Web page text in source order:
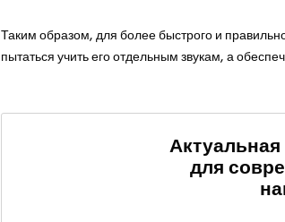
Таким образом, для более быстрого и
пытаться учить его отдельным звукам, а
для